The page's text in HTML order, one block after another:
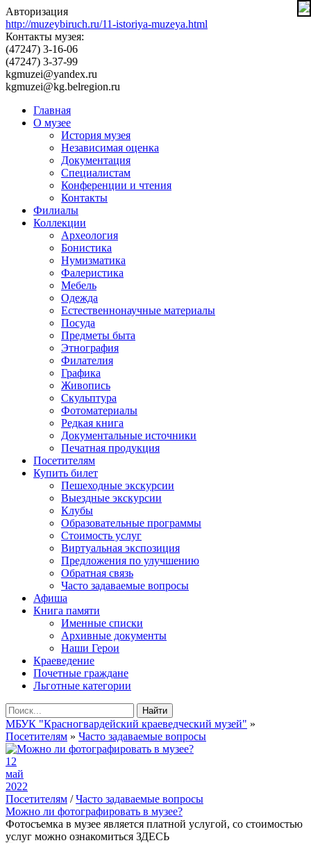
Авторизация
http://muzeybiruch.ru/11-istoriya-muzeya.html
Контакты музея:
(47247) 3-16-06
(47247) 3-37-99
kgmuzei@yandex.ru
kgmuzei@kg.belregion.ru
Главная
О музее
История музея
Независимая оценка
Документация
Специалистам
Конференции и чтения
Контакты
Филиалы
Коллекции
Археология
Бонистика
Нумизматика
Фалеристика
Мебель
Одежда
Естественнонаучные материалы
Посуда
Предметы быта
Этнография
Филателия
Графика
Живопись
Скульптура
Фотоматериалы
Редкая книга
Документальные источники
Печатная продукция
Посетителям
Купить билет
Пешеходные экскурсии
Выездные экскурсии
Клубы
Образовательные программы
Стоимость услуг
Виртуальная экспозиция
Предложения по улучшению
Обратная связь
Часто задаваемые вопросы
Афиша
Книга памяти
Именные списки
Архивные документы
Наши Герои
Краеведение
Почетные граждане
Льготные категории
Найти
МБУК "Красногвардейский краеведческий музей" »
Посетителям » Часто задаваемые вопросы
12
май
2022
Посетителям /Часто задаваемые вопросы
Можно ли фотографировать в музее?
Фотосъемка в музее является платной услугой, со стоимостью
услуг можно ознакомиться ЗДЕСЬ